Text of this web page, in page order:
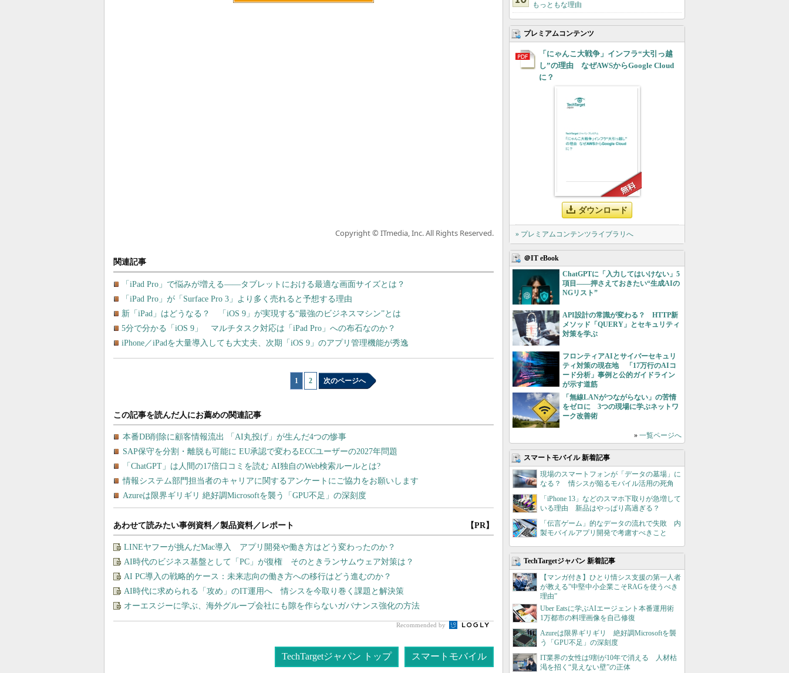
Copyright © ITmedia, Inc. All Rights Reserved.
関連記事
「iPad Pro」で悩みが増える――タブレットにおける最適な画面サイズとは？
「iPad Pro」が「Surface Pro 3」より多く売れると予想する理由
新「iPad」はどうなる？ 「iOS 9」が実現する“最強のビジネスマシン”とは
5分で分かる「iOS 9」 マルチタスク対応は「iPad Pro」への布石なのか？
iPhone／iPadを大量導入しても大丈夫、次期「iOS 9」のアプリ管理機能が秀逸
1 2 次のページへ
あわせて読みたい事例資料／製品資料／レポート 【PR】
LINEヤフーが挑んだMac導入 アプリ開発や働き方はどう変わったのか？
AI時代のビジネス基盤として「PC」が復権 そのときランサムウェア対策は？
AI PC導入の戦略的ケース：未来志向の働き方への移行はどう進むのか？
AI時代に求められる「攻め」のIT運用へ 情シスを今取り巻く課題と解決策
オーエスジーに学ぶ、海外グループ会社にも隙を作らないガバナンス強化の方法
Recommended by
TechTargetジャパン トップ スマートモバイル
もっともな理由
プレミアムコンテンツ
「にゃんこ大戦争」インフラ“大引っ越
し”の理由 なぜAWSからGoogle Cloud
に？
ダウンロード
» プレミアムコンテンツライブラリへ
＠IT eBook
ChatGPTに「入力してはいけない」5
項目――押さえておきたい“生成AIの
NGリスト”
API設計の常識が変わる？ HTTP新
メソッド「QUERY」とセキュリティ
対策を学ぶ
フロンティアAIとサイバーセキュリ
ティ対策の現在地 「17万行のAIコ
ード分析」事例と公的ガイドライン
が示す道筋
「無線LANがつながらない」の苦情
をゼロに 3つの現場に学ぶネットワ
ーク改善術
» 一覧ページへ
スマートモバイル 新着記事
現場のスマートフォンが「データの墓場」に
なる？ 情シスが陥るモバイル活用の死角
「iPhone 13」などのスマホ下取りが急増して
いる理由 新品はやっぱり高過ぎる？
「伝言ゲーム」的なデータの流れで失敗 内
製モバイルアプリ開発で考慮すべきこと
TechTargetジャパン 新着記事
【マンガ付き】ひとり情シス支援の第一人者
が教える”中堅中小企業こそRAGを使うべき
理由”
Uber Eatsに学ぶAIエージェント本番運用術
1万都市の料理画像を自己修復
Azureは限界ギリギリ 絶好調Microsoftを襲
う「GPU不足」の深刻度
IT業界の女性は9割が10年で消える 人材枯
渇を招く“見えない壁”の正体